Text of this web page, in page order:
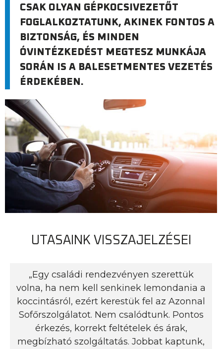
CSAK OLYAN GÉPKOCSIVEZETŐT
FOGLALKOZTATUNK, AKINEK FONTOS A
BIZTONSÁG, ÉS MINDEN
ÓVINTÉZKEDÉST MEGTESZ MUNKÁJA
SORÁN IS A BALESETMENTES VEZETÉS
ÉRDEKÉBEN.
UTASAINK VISSZAJELZÉSEI
„Egy családi rendezvényen szerettük
volna, ha nem kell senkinek lemondania a
koccintásról, ezért kerestük fel az Azonnal
Sofőrszolgálatot. Nem csalódtunk. Pontos
érkezés, korrekt feltételek és árak,
megbízható szolgáltatás. Jobbat kaptunk,